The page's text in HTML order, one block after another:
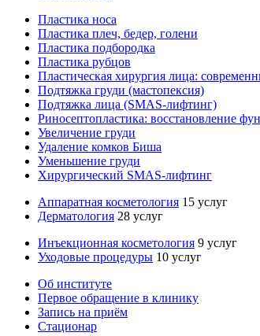
Пластика носа
Пластика плеч, бедер, голени
Пластика подбородка
Пластика рубцов
Пластическая хирургия лица:
Подтяжка груди (мастопексия)
Подтяжка лица (SMAS-лифтинг)
Риносептопластика: восстановление
Увеличение груди
Удаление комков Биша
Уменьшение груди
Хирургический SMAS-лифтинг
Аппаратная косметология 15 услуг
Дерматология 28 услуг
Инъекционная косметология 9 услуг
Уходовые процедуры 10 услуг
Об институте
Первое обращение в клинику
Запись на приём
Стационар